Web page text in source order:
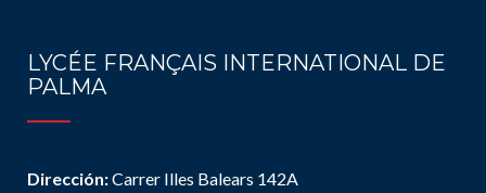
LYCÉE FRANÇAIS INTERNATIONAL DE
PALMA
Dirección:Carrer Illes Balears 142A